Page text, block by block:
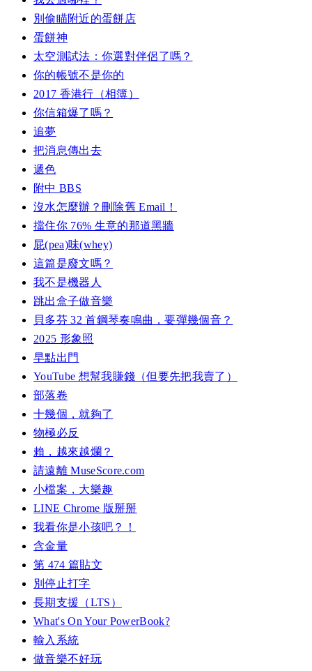
別偷瞄附近的蛋餅店
蛋餅神
太空測試法：你選對伴侶了嗎？
你的帳號不是你的
2017 香港行（相簿）
你信箱爆了嗎？
追夢
把消息傳出去
遞色
附中 BBS
沒水怎麼辦？刪除舊 Email！
擋住你 76% 生意的那道黑牆
屁(pea)味(whey)
這篇是廢文嗎？
我不是機器人
跳出盒子做音樂
貝多芬 32 首鋼琴奏鳴曲，要彈幾個音？
2025 形象照
早點出門
YouTube 想幫我賺錢（但要先把我賣了）
部落卷
十幾個，就夠了
物極必反
賴，越來越爛？
請遠離 MuseScore.com
小檔案，大樂趣
LINE Chrome 版掰掰
我看你是小孩吧？！
含金量
第 474 篇貼文
別停止打字
長期支援（LTS）
What's On Your PowerBook?
輸入系統
做音樂不好玩